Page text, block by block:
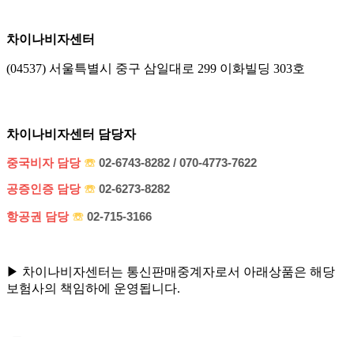
차이나비자센터
(04537) 서울특별시 중구 삼일대로 299 이화빌딩 303호
차이나비자센터 담당자
중국비자 담당 ☏ 02-6743-8282 / 070-4773-7622
공증인증 담당 ☏ 02-6273-8282
항공권 담당 ☏ 02-715-3166
▶ 차이나비자센터는 통신판매중계자로서 아래상품은 해당
보험사의 책임하에 운영됩니다.